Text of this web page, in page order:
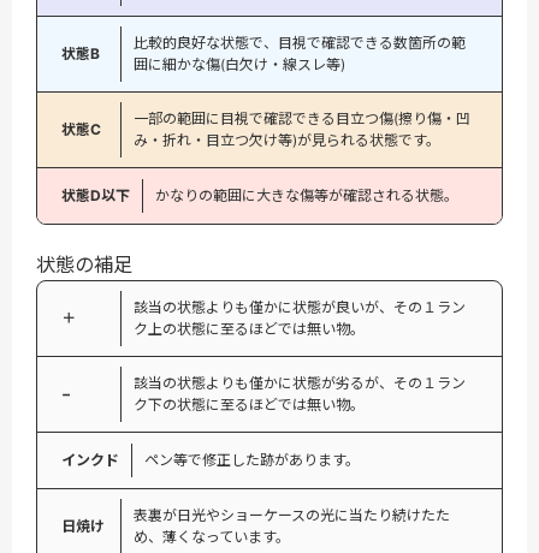
状態B
比較的良好な状態で、目視で確認できる数箇所の範
囲に細かな傷(白欠け・線スレ等)
状態C
一部の範囲に目視で確認できる目立つ傷(擦り傷・凹
み・折れ・目立つ欠け等)が見られる状態です。
状態D以下 かなりの範囲に大きな傷等が確認される状態。
状態の補足
＋
該当の状態よりも僅かに状態が良いが、その１ラン
ク上の状態に至るほどでは無い物。
−
該当の状態よりも僅かに状態が劣るが、その１ラン
ク下の状態に至るほどでは無い物。
インクド ペン等で修正した跡があります。
日焼け
表裏が日光やショーケースの光に当たり続けたた
め、薄くなっています。